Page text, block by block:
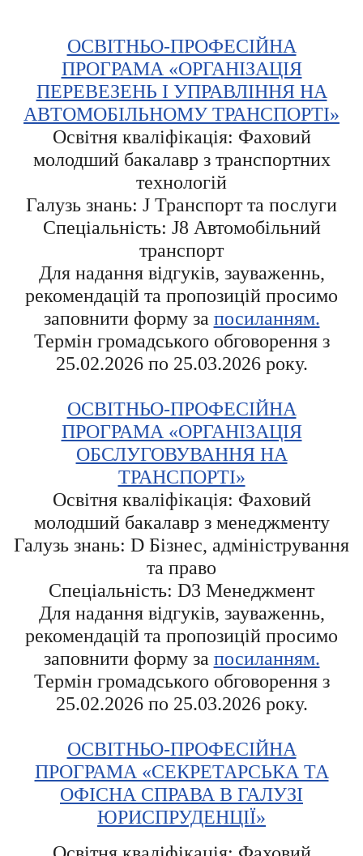
ОСВІТНЬО-ПРОФЕСІЙНА
ПРОГРАМА «ОРГАНІЗАЦІЯ
ПЕРЕВЕЗЕНЬ І УПРАВЛІННЯ НА
АВТОМОБІЛЬНОМУ ТРАНСПОРТІ»
Освітня кваліфікація: Фаховий
молодший бакалавр з транспортних
технологій
Галузь знань: J Транспорт та послуги
Спеціальність: J8 Автомобільний
транспорт
Для надання відгуків, зауваженнь,
рекомендацій та пропозицій просимо
заповнити форму за посиланням.
Термін громадського обговорення з
25.02.2026 по 25.03.2026 року.
ОСВІТНЬО-ПРОФЕСІЙНА
ПРОГРАМА «ОРГАНІЗАЦІЯ
ОБСЛУГОВУВАННЯ НА
ТРАНСПОРТІ»
Освітня кваліфікація: Фаховий
молодший бакалавр з менеджменту
Галузь знань: D Бізнес, адміністрування
та право
Спеціальність: D3 Менеджмент
Для надання відгуків, зауваженнь,
рекомендацій та пропозицій просимо
заповнити форму за посиланням.
Термін громадського обговорення з
25.02.2026 по 25.03.2026 року.
ОСВІТНЬО-ПРОФЕСІЙНА
ПРОГРАМА «СЕКРЕТАРСЬКА ТА
ОФІСНА СПРАВА В ГАЛУЗІ
ЮРИСПРУДЕНЦІЇ»